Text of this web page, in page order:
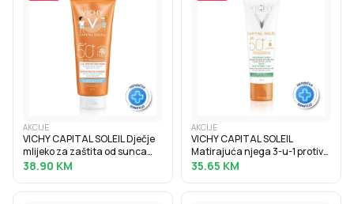
AKCIJE
VICHY CAPITAL SOLEIL Dječje
mlijeko za zaštita od sunca
SPF50+, 300 ml
38.90 KM
AKCIJE
VICHY CAPITAL SOLEIL
Matirajuća njega 3-u-1 protiv
masnog sjaja SPF50+, 50 ml
35.65 KM